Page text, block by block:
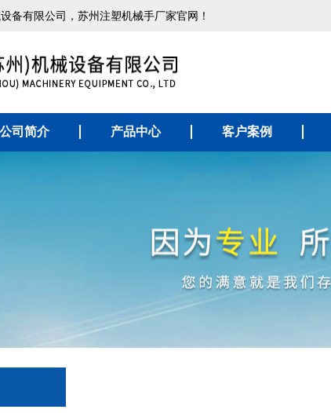
备有限公司，苏州注塑机械手厂家官网！
公司简介 产品中心 客户案例